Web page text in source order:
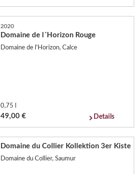
2020
Domaine de l´Horizon Rouge
Domaine de l'Horizon, Calce
0,75 l
49,00 € Details
Domaine du Collier Kollektion 3er Kiste
Domaine du Collier, Saumur